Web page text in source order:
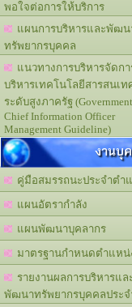
พอใจต่อการให้บริการ
แผนการบริหารและพัฒน
ทรัพยากรบุคคล
แนวทางการบริหารจัดกา
บริหารเทคโนโลยีสารสนเท
ระดับสูงภาครัฐ (Government
Chief Information Officer
Management Guideline)
งานบุ
คู่มือสมรรถนะประจำตำ
แผนอัตรากำลัง
แผนพัฒนาบุคลากร
มาตรฐานกำหนดตำแหน่
รายงานผลการบริหารแล
พัฒนาทรัพยากรบุคคลประจ